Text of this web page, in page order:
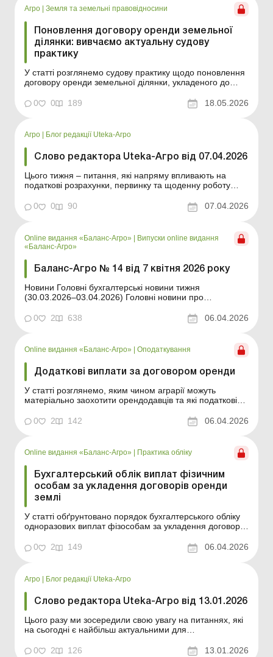
Агро Земля та земельні правовідносини
Поновлення договору оренди земельної
ділянки: вивчаємо актуальну судову
практику
У статті розглянемо судову практику щодо поновлення
договору оренди земельної ділянки, укладеного до
договору оренди земельної ділянки. Із цієї дати
сторони отримали можливість передбачати в договорі
0 0 189 18.05.2026
Агро Блог редакції Uteka-Агро
Слово редактора Uteka-Агро від 07.04.2026
Цього тижня – питання, які напряму впливають на
податкові розрахунки, первинку та щоденну роботу
документування та окремі нестандартні операції.
щоденн...
0 0 90 07.04.2026
Online видання «Баланс-Агро» | Випуски online видання
«Баланс-Агро»
Баланс-Агро № 14 від 7 квітня 2026 року
Новини Головні бухгалтерські новини тижня
(30.03.2026–03.04.2026) Головні новини про
щодня Зміст номеру Правова допомога Читати Який
документ підтверджує нормативну грошову оцінку
0 2 638 06.04.2026
Online видання «Баланс-Агро» Оподаткування
Додаткові виплати за договором оренди
У статті розглянемо, яким чином аграрії можуть
матеріально заохотити орендодавців та які податкові
14 від 7 квітня 2026 року Давно не секрет, що через
обмеженість ресурсів сільськогосподарських земель в
0 2 142 06.04.2026
Online видання «Баланс-Агро» Практика обліку
Бухгалтерський облік виплат фізичним
особам за укладення договорів оренди
землі
У статті обґрунтовано порядок бухгалтерського обліку
одноразових виплат фізособам за укладення договорів
На практиці агропідприємства нерідко здійснюють
одноразові виплати власникам земельних ділянок
0 2 149 06.04.2026
Агро | Блог редакції Uteka-Агро
Слово редактора Uteka-Агро від 13.01.2026
Цього разу ми зосередили свою увагу на питаннях, які
на сьогодні є найбільш актуальними для
податкові новації, орендні ризики, облік виплат та
0 2 126 13.01.2026